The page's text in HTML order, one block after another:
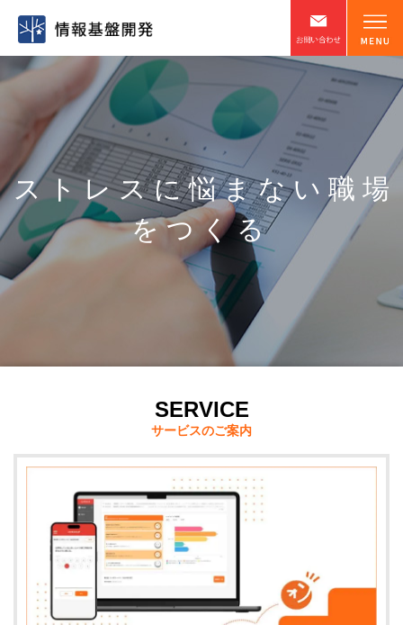
ストレスに悩まない職場
をつくる
SERVICE
サービスのご案内